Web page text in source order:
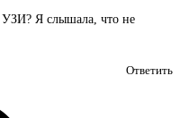
УЗИ? Я слышала, что не
Ответить